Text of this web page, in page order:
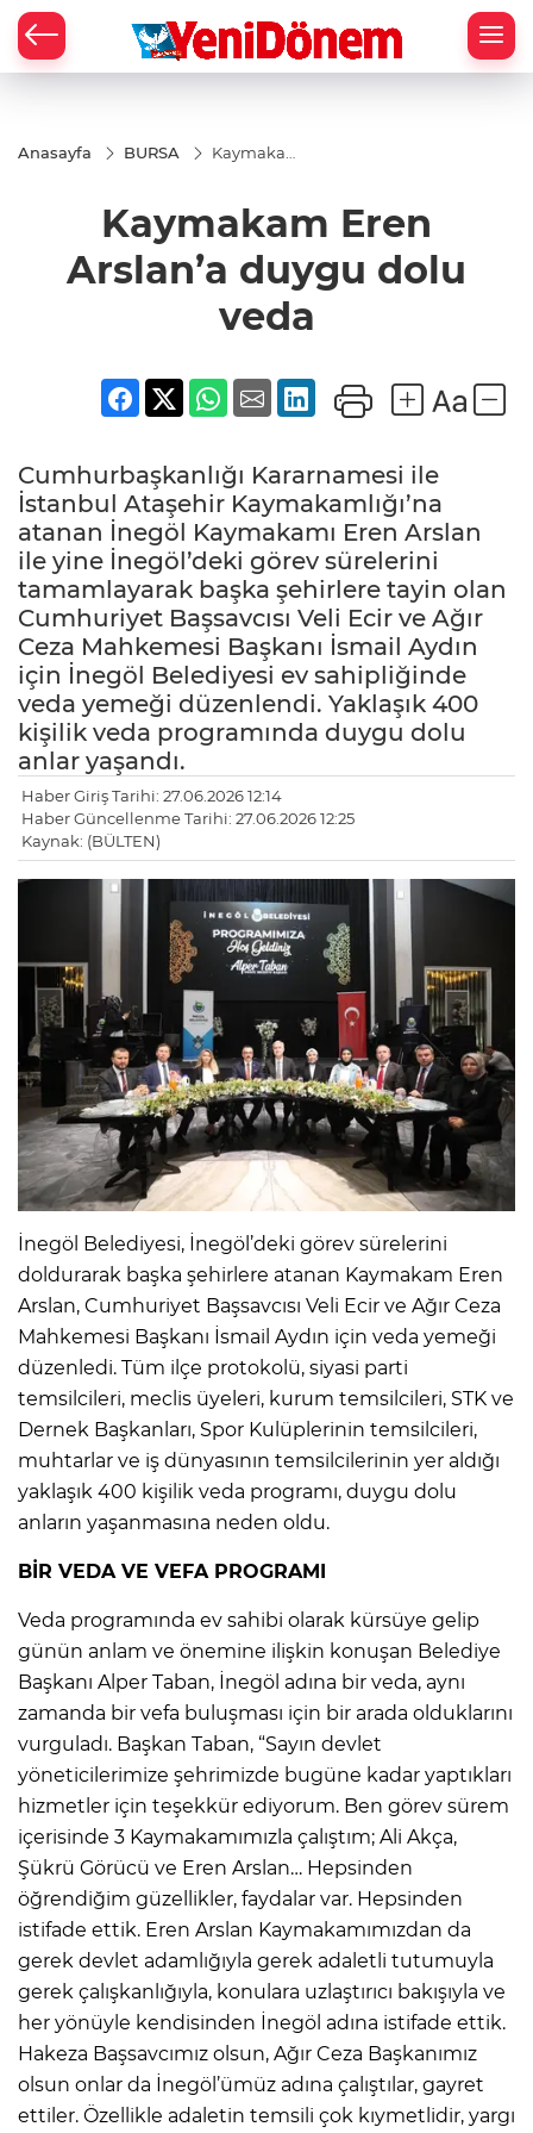
Anasayfa BURSA
Kaymakam
duygu dolu
veda
Kaymakam Eren
Arslan’a duygu dolu
veda
Cumhurbaşkanlığı Kararnamesi ile
İstanbul Ataşehir Kaymakamlığı’na
atanan İnegöl Kaymakamı Eren Arslan
ile yine İnegöl’deki görev sürelerini
tamamlayarak başka şehirlere tayin olan
Cumhuriyet Başsavcısı Veli Ecir ve Ağır
Ceza Mahkemesi Başkanı İsmail Aydın
için İnegöl Belediyesi ev sahipliğinde
veda yemeği düzenlendi. Yaklaşık 400
kişilik veda programında duygu dolu
anlar yaşandı.
Haber Giriş Tarihi: 27.06.2026 12:14
Haber Güncellenme Tarihi: 27.06.2026 12:25
Kaynak: (BÜLTEN)
İnegöl Belediyesi, İnegöl’deki görev sürelerini
doldurarak başka şehirlere atanan Kaymakam Eren
Arslan, Cumhuriyet Başsavcısı Veli Ecir ve Ağır Ceza
Mahkemesi Başkanı İsmail Aydın için veda yemeği
düzenledi. Tüm ilçe protokolü, siyasi parti
temsilcileri, meclis üyeleri, kurum temsilcileri, STK ve
Dernek Başkanları, Spor Kulüplerinin temsilcileri,
muhtarlar ve iş dünyasının temsilcilerinin yer aldığı
yaklaşık 400 kişilik veda programı, duygu dolu
anların yaşanmasına neden oldu.
BİR VEDA VE VEFA PROGRAMI
Veda programında ev sahibi olarak kürsüye gelip
günün anlam ve önemine ilişkin konuşan Belediye
Başkanı Alper Taban, İnegöl adına bir veda, aynı
zamanda bir vefa buluşması için bir arada olduklarını
vurguladı. Başkan Taban, “Sayın devlet
yöneticilerimize şehrimizde bugüne kadar yaptıkları
hizmetler için teşekkür ediyorum. Ben görev sürem
içerisinde 3 Kaymakamımızla çalıştım; Ali Akça,
Şükrü Görücü ve Eren Arslan… Hepsinden
öğrendiğim güzellikler, faydalar var. Hepsinden
istifade ettik. Eren Arslan Kaymakamımızdan da
gerek devlet adamlığıyla gerek adaletli tutumuyla
gerek çalışkanlığıyla, konulara uzlaştırıcı bakışıyla ve
her yönüyle kendisinden İnegöl adına istifade ettik.
Hakeza Başsavcımız olsun, Ağır Ceza Başkanımız
olsun onlar da İnegöl’ümüz adına çalıştılar, gayret
ettiler. Özellikle adaletin temsili çok kıymetlidir, yargı